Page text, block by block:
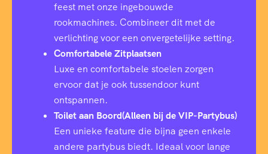
feest met onze ingebouwde
rookmachines. Combineer dit met de
verlichting voor een onvergetelijke setting.
Comfortabele Zitplaatsen
Luxe en comfortabele stoelen zorgen
ervoor dat je ook tussendoor kunt
ontspannen.
Toilet aan Boord(Alleen bij de VIP-Partybus)
Een unieke feature die bijna geen enkele
andere partybus biedt. Ideaal voor lange